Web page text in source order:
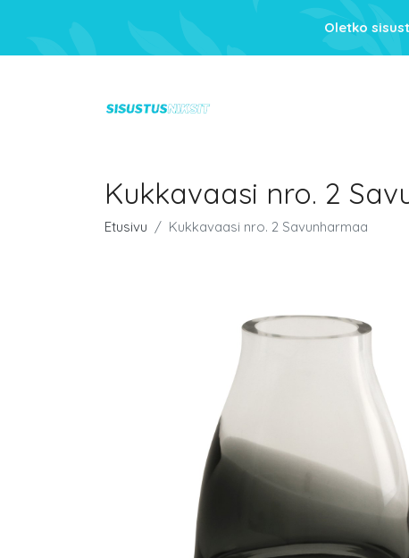
Oletko
Kukkavaasi nro. 2
Etusivu Kukkavaasi nro. 2 Savunharmaa